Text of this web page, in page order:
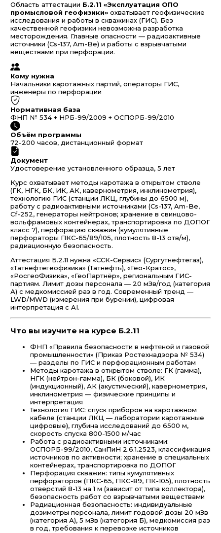
Область аттестации Б.2.11 «Эксплуатация ОПО
промысловой геофизики» охватывает геофизические
исследования и работы в скважинах (ГИС). Без
качественной геофизики невозможна разработка
месторождения. Главные опасности — радиоактивные
источники (Cs-137, Am-Be) и работы с взрывчатыми
веществами при перфорации.
Кому нужна
Начальники каротажных партий, операторы ГИС,
инженеры по перфорации
Нормативная база
ФНП № 534 + НРБ-99/2009 + ОСПОРБ-99/2010
Объём программы
72-200 часов, дистанционный формат
Документ
Удостоверение установленного образца, 5 лет
Курс охватывает методы каротажа в открытом стволе
(ГК, НГК, БК, ИК, АК, кавернометрия, инклинометрия),
технологию ГИС (станции ЛКЦ, глубины до 6500 м),
работу с радиоактивными источниками (Cs-137, Am-Be,
Cf-252, генераторы нейтронов; хранение в свинцово-
вольфрамовых контейнерах, транспортировка по ДОПОГ
класс 7), перфорацию скважин (кумулятивные
перфораторы ПКС-65/89/105, плотность 8-13 отв/м),
радиационную безопасность.
Аттестация Б.2.11 нужна «ССК-Сервис» (Сургутнефтегаз),
«Татнефтегеофизика» (Татнефть), «Гео-Кратос»,
«РосгеоФизика», «ГеоПартнёр», региональным ГИС-
партиям. Лимит дозы персонала — 20 мЗв/год (категория
А) с медкомиссией раз в год. Современный тренд —
LWD/MWD (измерения при бурении), цифровая
интерпретация с AI.
Что вы изучите на курсе Б.2.11
ФНП «Правила безопасности в нефтяной и газовой
промышленности» (Приказ Ростехнадзора № 534)
— разделы по ГИС и перфорационным работам
Методы каротажа в открытом стволе: ГК (гамма),
НГК (нейтрон-гамма), БК (боковой), ИК
(индукционный), АК (акустический), кавернометрия,
инклинометрия — физические принципы и
интерпретация
Технология ГИС: спуск приборов на каротажном
кабеле (станции ЛКЦ — лаборатории каротажные
цифровые), глубина исследований до 6500 м,
скорость спуска 800-1500 м/час
Работа с радиоактивными источниками:
ОСПОРБ-99/2010, СанПиН 2.6.1.2523, классификация
источников по активности; хранение в специальных
контейнерах, транспортировка по ДОПОГ
Перфорация скважин: типы кумулятивных
перфораторов (ПКС-65, ПКС-89, ПК-105), плотность
отверстий 8-13 на 1 м (зависит от типа коллектора),
безопасность работ со взрывчатыми веществами
Радиационная безопасность: индивидуальные
дозиметры персонала, лимит годовой дозы 20 мЗв
(категория А), 5 мЗв (категория Б), медкомиссия раз
в год, требования к перевозке источников